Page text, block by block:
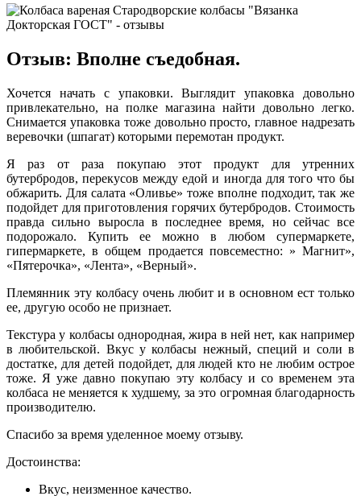
Отзыв: Вполне съедобная.
Хочется начать с упаковки. Выглядит упаковка довольно
привлекательно, на полке магазина найти довольно легко.
Снимается упаковка тоже довольно просто, главное надрезать
веревочки (шпагат) которыми перемотан продукт.
Я раз от раза покупаю этот продукт для утренних
бутербродов, перекусов между едой и иногда для того что бы
обжарить. Для салата «Оливье» тоже вполне подходит, так же
подойдет для приготовления горячих бутербродов. Стоимость
правда сильно выросла в последнее время, но сейчас все
подорожало. Купить ее можно в любом супермаркете,
гипермаркете, в общем продается повсеместно: » Магнит»,
«Пятерочка», «Лента», «Верный».
Племянник эту колбасу очень любит и в основном ест только
ее, другую особо не признает.
Текстура у колбасы однородная, жира в ней нет, как например
в любительской. Вкус у колбасы нежный, специй и соли в
достатке, для детей подойдет, для людей кто не любим острое
тоже. Я уже давно покупаю эту колбасу и со временем эта
колбаса не меняется к худшему, за это огромная благодарность
производителю.
Спасибо за время уделенное моему отзыву.
Достоинства:
Вкус, неизменное качество.